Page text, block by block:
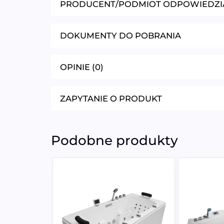
PRODUCENT/PODMIOT
DOKUMENTY DO POBRANIA
OPINIE (0)
ZAPYTANIE O PRODUKT
Podobne produkty